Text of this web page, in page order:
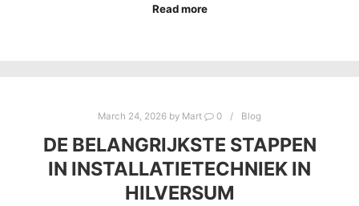
Read more
March 24, 2026 by Mart 0 Blog
DE BELANGRIJKSTE STAPPEN
IN INSTALLATIETECHNIEK IN
HILVERSUM